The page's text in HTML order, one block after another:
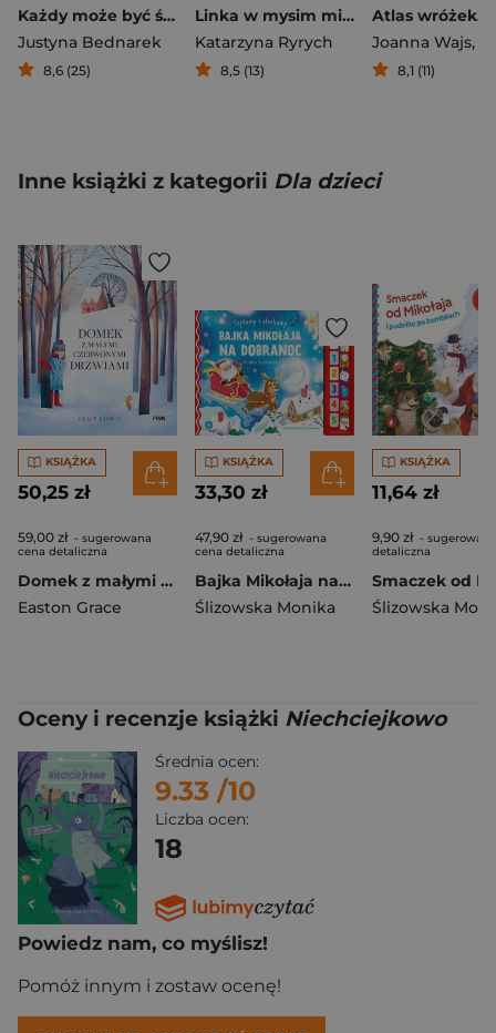
Każdy może być święty, czyli nawet łobuzy idą do nieba
Justyna Bednarek
8,6 (25)
Linka w mysim mieście
Katarzyna Ryrych
8,5 (13)
Joanna Wajs,
8,1 (11)
Inne książki z kategorii Dla dzieci
KSIĄŻKA
50,25 zł
59,00 zł - sugerowana
cena detaliczna
Domek z małymi czerwonymi drzwiami
Easton Grace
KSIĄŻKA
33,30 zł
47,90 zł - sugerowana
cena detaliczna
Bajka Mikołaja na dobranoc. Czytamy i słuchamy
Ślizowska Monika
KSIĄŻKA
11,64 zł
9,90 zł -
detaliczna
Ślizowska
Oceny i recenzje książki Niechciejkowo
Średnia ocen:
9.33 /10
Liczba ocen:
18
Powiedz nam, co myślisz!
Pomóż innym i zostaw ocenę!